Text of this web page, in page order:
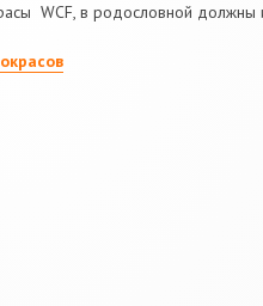
WCF, в родословной должны